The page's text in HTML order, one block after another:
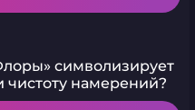
символизирует
чистоту намерений?